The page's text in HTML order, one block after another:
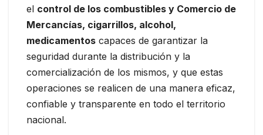
el control de los combustibles y Comercio de
Mercancías, cigarrillos, alcohol,
medicamentos capaces de garantizar la
seguridad durante la distribución y la
comercialización de los mismos, y que estas
operaciones se realicen de una manera eficaz,
confiable y transparente en todo el territorio
nacional.